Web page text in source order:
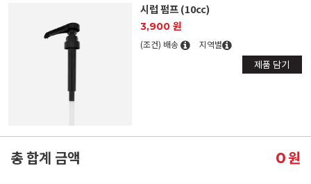
시럽 펌프 (10cc)
3,900 원
(조건) 배송 지역별
제품 담기
총 합계 금액 0원